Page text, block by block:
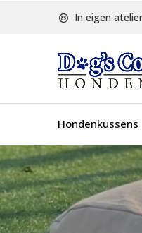
Hondenkussens
In eigen atelier